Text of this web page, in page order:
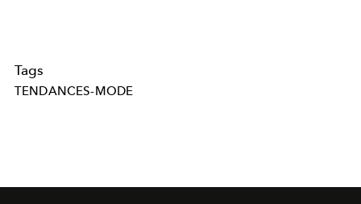
Tags
TENDANCES-MODE